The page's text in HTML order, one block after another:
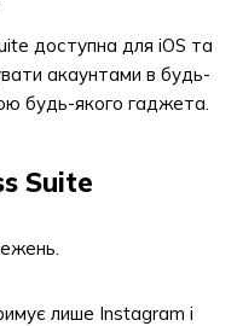
доступна для iOS та
акаунтами в будь-
будь-якого гаджета.
Suite
лише Instagram і